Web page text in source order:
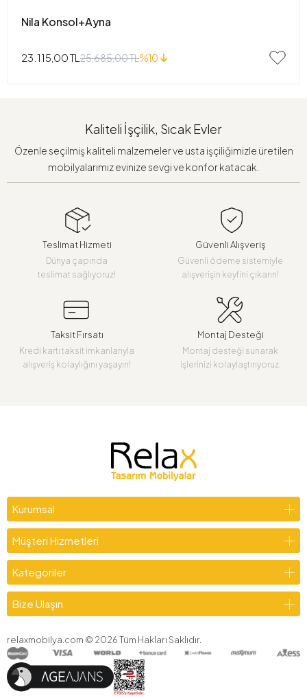
Nila Konsol+Ayna
23.115,00 TL 25.685,00 TL%10
Kaliteli İşçilik, Sıcak Evler
Özenle seçilmiş kaliteli malzemeler ve usta işçiliğimizle üretilen
mobilyalarımız evinize sevgi ve konfor katacak.
Teslimat Hizmeti
Dünya çapında
teslimat sağlıyoruz!
Güvenli Alışveriş
Güvenli ödeme sistemiyle
alışverişin keyfini çıkarın!
Taksit Fırsatı
Kredi kartı taksit imkanlarıyla
alışveriş kolaylığını yaşayın!
Montaj Desteği
Montaj desteği sunarak
işlerinizi kolaylaştırıyoruz.
Kurumsal
Müşteri Hizmetleri
Kategoriler
Bize Ulaşın
relaxmobilya.com © 2026Tüm Hakları Saklıdır.